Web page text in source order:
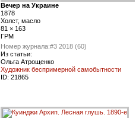
Вечер на Украине
1878
Холст, масло
81 × 163
ГРМ
Номер журнала:#3 2018 (60)
Из статьи:
Ольга Атрощенко
Художник беспримерной самобытности
ID: 21865